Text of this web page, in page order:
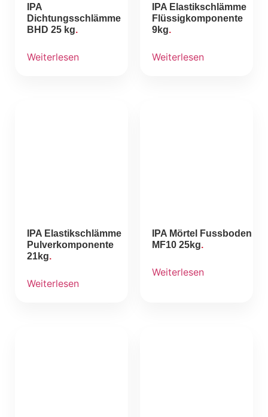
IPA
Dichtungsschlämme
BHD 25 kg
Weiterlesen
IPA Elastikschlämme
Flüssigkomponente
9kg
Weiterlesen
IPA Elastikschlämme
Pulverkomponente
21kg
Weiterlesen
IPA Mörtel Fussboden
MF10 25kg
Weiterlesen